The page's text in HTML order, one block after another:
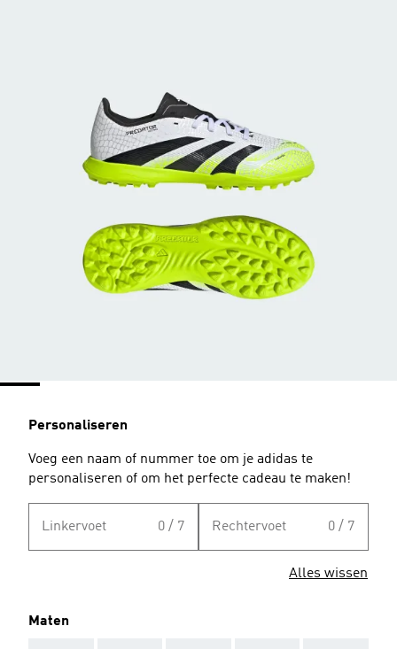
Personaliseren
Voeg een naam of nummer toe om je adidas te
personaliseren of om het perfecte cadeau te maken!
Linkervoet 0 / 7 Rechtervoet 0 / 7
Alles wissen
Maten